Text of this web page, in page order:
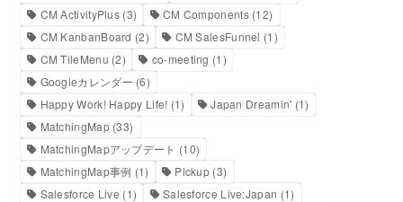
CM ActivityPlus (3) CM Components(12)
CM KanbanBoard (2) CM SalesFunnel (1)
CM TileMenu (2) co-meeting (1)
Googleカレンダー (6)
Happy Work! Happy Life! (1) Japan Dreamin' (1)
MatchingMap(33)
MatchingMapアップデート (10)
MatchingMap事例 (1) Pickup (3)
Salesforce Live (1) Salesforce Live:Japan (1)